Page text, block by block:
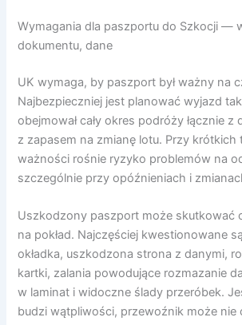
Wymagania dla paszportu do Szkocji —
dokumentu, dane
UK wymaga, by paszport był ważny na
Najbezpieczniej jest planować wyjazd
obejmował cały okres podróży łącznie
z zapasem na zmianę lotu. Przy krótkich
ważności rośnie ryzyko problemów na
szczególnie przy opóźnieniach i
Uszkodzony paszport może skutkować
na pokład. Najczęściej kwestionowane
okładka, uszkodzona strona z danymi,
kartki, zalania powodujące rozmazanie
w laminat i widoczne ślady przeróbek.
budzi wątpliwości, przewoźnik może nie